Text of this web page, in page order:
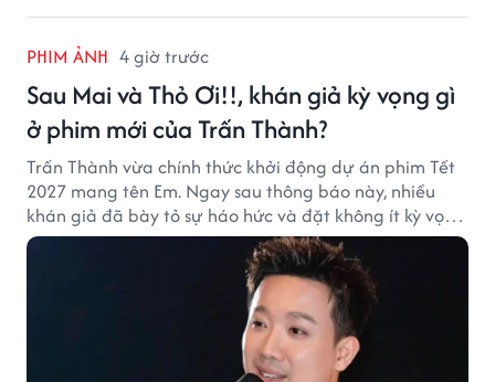
PHIM ẢNH 4 giờ trước
Sau Mai và Thỏ Ơi!!, khán giả kỳ vọng gì
ở phim mới của Trấn Thành?
Trấn Thành vừa chính thức khởi động dự án phim Tết
2027 mang tên Em. Ngay sau thông báo này, nhiều
khán giả đã bày tỏ sự háo hức và đặt không ít kỳ vọng
vào bộ phim mới của Trấn Thành.